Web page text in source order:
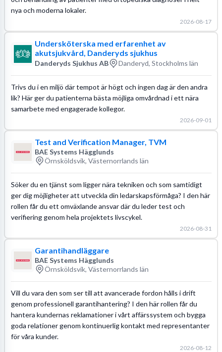
nya och moderna lokaler.
2026-08-17
Undersköterska med erfarenhet av
akutsjukvård, Danderyds sjukhus
Danderyds Sjukhus AB Danderyd, Stockholms län
Trivs du i en miljö där tempot är högt och ingen dag är den andra
lik? Här ger du patienterna bästa möjliga omvårdnad i ett nära
samarbete med engagerade kollegor.
2026-09-01
Test and Verification Manager, TVM
BAE Systems Hägglunds
Örnsköldsvik, Västernorrlands län
Söker du en tjänst som ligger nära tekniken och som samtidigt
ger dig möjligheter att utveckla din ledarskapsförmåga? I den här
rollen får du ett omväxlande ansvar där du leder test och
verifiering genom hela projektets livscykel.
2026-08-31
Garantihandläggare
BAE Systems Hägglunds
Örnsköldsvik, Västernorrlands län
Vill du vara den som ser till att avancerade fordon hålls i drift
genom professionell garantihantering? I den här rollen får du
hantera kundernas reklamationer i vårt affärssystem och bygga
goda relationer genom kontinuerlig kontakt med representanter
för våra kunder.
2026-08-12